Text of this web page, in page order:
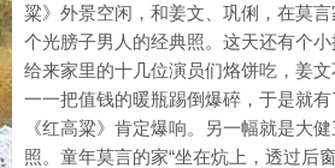
粱》外景空闲，和姜文、巩俐，在莫
个光膀子男人的经典照。这天还有个
给来家里的十几位演员们烙饼吃，姜
一一把值钱的暖瓶踢倒爆碎，于是就
《红高粱》肯定爆响。另一幅就是大
照。童年莫言的家“坐在炕上，透过后